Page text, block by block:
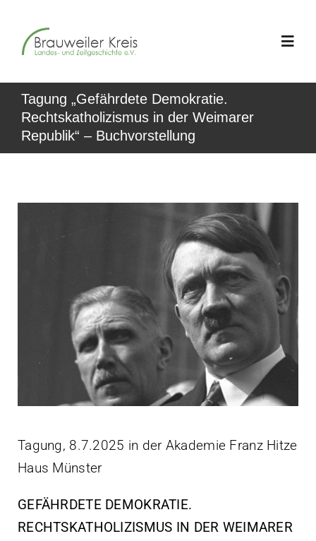
Inhalt
springen
Über uns
Jahrestagungen
Schriftenreihe
Tagung „Gefährdete Demokratie.
Rechtskatholizismus in der Weimarer
Republik“ – Buchvorstellung
Tagung, 8.7.2025 in der Akademie Franz Hitze
Haus Münster
GEFÄHRDETE DEMOKRATIE.
RECHTSKATHOLIZISMUS IN DER WEIMARER